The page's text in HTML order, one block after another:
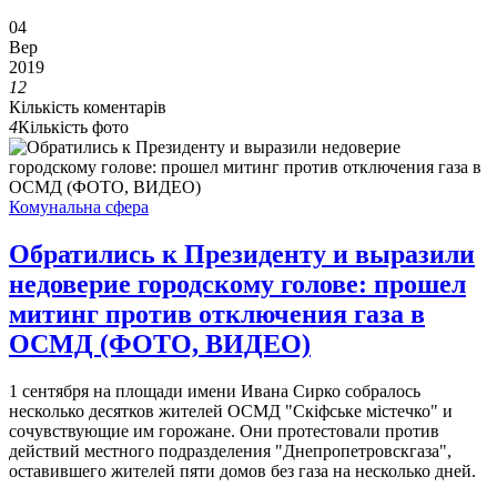
04
Вер
2019
12
Кількість коментарів
4Кількість фото
Комунальна сфера
Обратились к Президенту и выразили
недоверие городскому голове: прошел
митинг против отключения газа в
ОСМД (ФОТО, ВИДЕО)
1 сентября на площади имени Ивана Сирко собралось
несколько десятков жителей ОСМД "Скіфське містечко" и
сочувствующие им горожане. Они протестовали против
действий местного подразделения "Днепропетровскгаза",
оставившего жителей пяти домов без газа на несколько дней.